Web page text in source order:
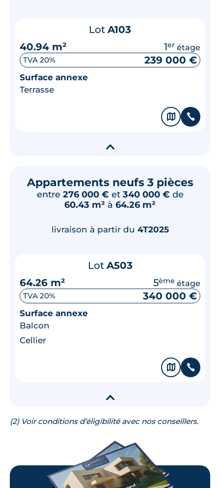
Lot A103
40.94 m²
1er étage
TVA 20% 239 000 €
Surface annexe
Terrasse
🗞 📞
▾
Appartements neufs 3 pièces
entre 276 000 € et 340 000 € de
60.43 m² à 64.26 m²
livraison à partir du 4T2025
Lot A503
64.26 m²
5ème étage
TVA 20% 340 000 €
Surface annexe
Balcon
Cellier
🗞 📞
▾
(2) Voir conditions d’éligibilité avec nos conseillers.